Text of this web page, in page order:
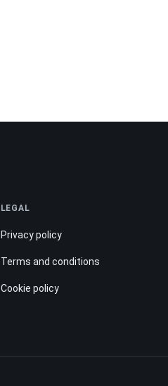
LEGAL
Privacy policy
Terms and conditions
Cookie policy